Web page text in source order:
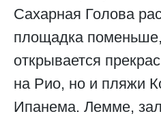
Сахарная Голова
площадка
открывается
на Рио, но и пляжи
Ипанема. Лемме,